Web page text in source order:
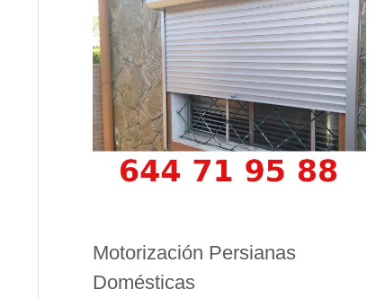
Motorización Persianas
Domésticas